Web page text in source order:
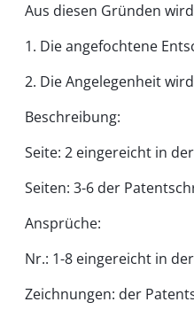
Aus diesen Gründen
1. Die angefochtene
2. Die Angelegenheit
Beschreibung:
Seite: 2 eingereicht in
Seiten: 3-6 der
Ansprüche:
Nr.: 1-8 eingereicht in
Zeichnungen: der